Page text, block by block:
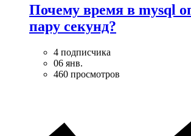
Почему время в mysql
пару секунд?
4 подписчика
06 янв.
460 просмотров